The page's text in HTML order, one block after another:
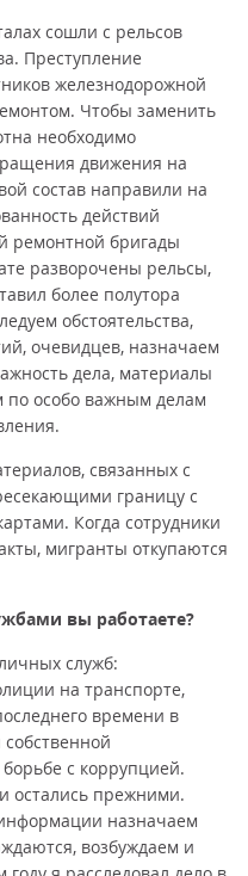
сошли с рельсов
Преступление
железнодорожной
Чтобы заменить
необходимо
движения на
состав направили на
действий
ремонтной бригады
разворочены рельсы,
более полутора
обстоятельства,
очевидцев, назначаем
дела, материалы
по особо важным делам
связанных с
границу с
Когда сотрудники
мигранты откупаются
вы работаете?
служб:
на транспорте,
времени в
с коррупцией.
остались прежними.
назначаем
возбуждаем и